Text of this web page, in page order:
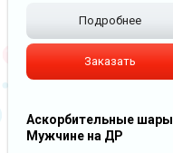
Подробнее
Заказать
Аскорбительные шары
Мужчине на ДР